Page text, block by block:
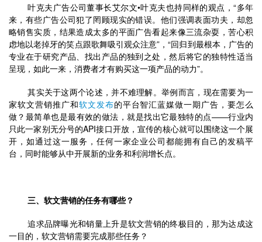
	叶克夫广告公司董事长艾尔文•叶克夫也持同样的观点，“多年
来，有些广告公司犯了罔顾现实的错误。他们强调表面功夫，却忽
略销售实质，结果造成太多的平面广告看起来像三流杂耍，苦心积
虑地以老掉牙的笑点跟歌舞吸引观众注意”，“回归到最根本，广告的
专业在于研究产品、找出产品的独到之处，然后将它的独特性适当
呈现，如此一来，消费者才有购买这一项产品的动力”。
	其实关于这两个论述，并不难理解。举例而言，现在需要为一
家软文营销推广和软文发布的平台智汇蓝媒做一期广告，要怎么
做？最简单也是最有效的做法，就是找出它最独特的点——行业内
只此一家别无分号的API接口开放，宣传的核心就可以围绕这一个展
开，如通过这一服务，任何一家企业公司都能拥有自己的发稿平
台，同时能够从中开展新的业务和利润增长点。
三、软文营销的任务有哪些？
	追求品牌曝光和销量上升是软文营销的终极目的，那为达成这
一目的，软文营销需要完成那些任务？